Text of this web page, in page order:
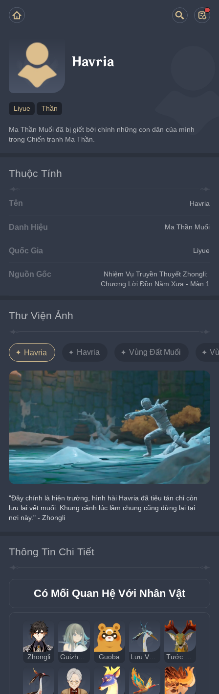
Havria
Liyue Thần
Ma Thần Muối đã bị giết bởi chính những con dân của mình
trong Chiến tranh Ma Thần.
Thuộc Tính
Tên Havria
Danh Hiệu Ma Thần Muối
Quốc Gia Liyue
Nguồn Gốc
Nhiệm Vụ Truyền Thuyết Zhongli:
Chương Lời Đồn Năm Xưa - Màn 1
Thư Viện Ảnh
Havria Havria Vùng Đất Muối
"Đây chính là hiện trường, hình hài Havria đã tiêu tán chỉ còn
lưu lại vết muối. Khung cảnh lúc lâm chung cũng dừng lại tại
nơi này." - Zhongli
Thông Tin Chi Tiết
Có Mối Quan Hệ Với Nhân Vật
Zhongli Guizhong Guoba Lưu Vân Tá Phong Chân Quân Tước Nguyệt Trúc Dương Chân Quân